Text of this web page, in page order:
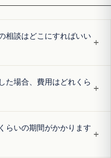
相談はどこにすればいい
+
た場合、費用はどれくら
+
らいの期間がかかります
+